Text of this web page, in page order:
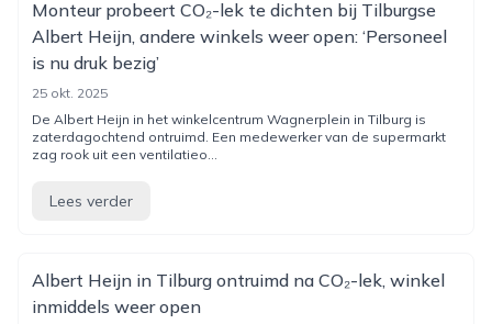
Monteur probeert CO₂-lek te dichten bij Tilburgse
Albert Heijn, andere winkels weer open: ‘Personeel
is nu druk bezig’
25 okt. 2025
De Albert Heijn in het winkelcentrum Wagnerplein in Tilburg is
zaterdagochtend ontruimd. Een medewerker van de supermarkt
zag rook uit een ventilatieo...
Lees verder
Albert Heijn in Tilburg ontruimd na CO₂-lek, winkel
inmiddels weer open